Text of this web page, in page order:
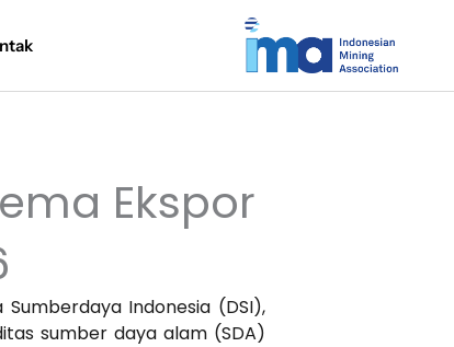
Ekspor
Indonesia (DSI),
sumber daya alam (SDA)